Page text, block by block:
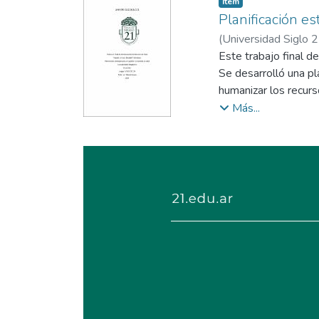
toma de
económicos,
a partir de las
Planificación
(Universidad Siglo
Este trabajo final
Se desarrolló una
humanizar los
paciente,
calidez y la empatía
Más...